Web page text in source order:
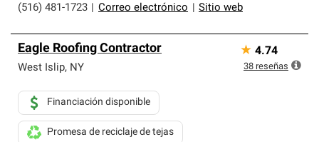
(516) 481-1723
Correo electrónico Sitio web
Eagle Roofing Contractor
West Islip, NY
Financiación disponible
Promesa de reciclaje de tejas
★ 4.74
38 reseñas